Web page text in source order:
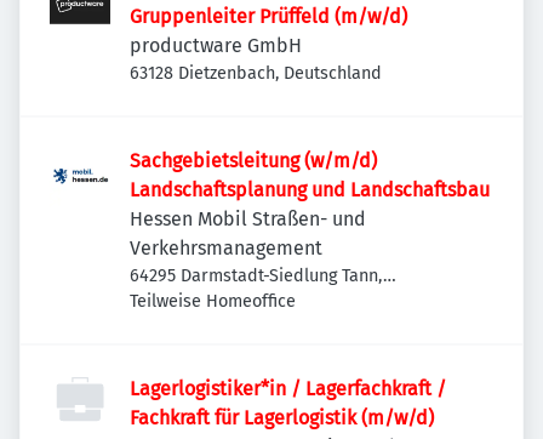
Gruppenleiter Prüffeld (m/w/d)
productware GmbH
63128 Dietzenbach, Deutschland
Sachgebietsleitung (w/m/d)
Landschaftsplanung und Landschaftsbau
Hessen Mobil Straßen- und
Verkehrsmanagement
64295 Darmstadt-Siedlung Tann,
Deutschland
Teilweise Homeoffice
Lagerlogistiker*in / Lagerfachkraft /
Fachkraft für Lagerlogistik (m/w/d)